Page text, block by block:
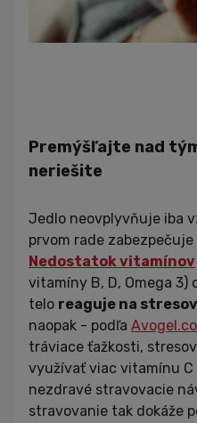
Premýšľajte nad
neriešite
Jedlo neovplyvňuje iba
prvom rade
Nedostatok vitamínov
vitamíny B, D, Omega 3)
telo reaguje na
naopak - podľa
tráviace ťažkosti,
využívať viac vitamínu
nezdravé stravovacie
stravovanie tak dokáže